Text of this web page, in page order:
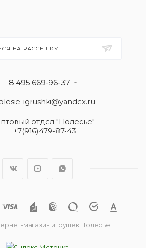
НА РАССЫЛКУ
8 495 669-96-37
igrushki@yandex.ru
отдел "Полесье"
+7(916)479-87-43
магазин игрушек Полесье